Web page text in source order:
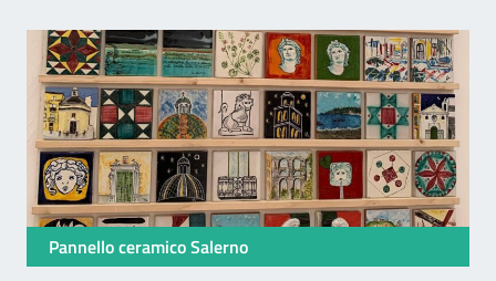
Pannello ceramico Salerno